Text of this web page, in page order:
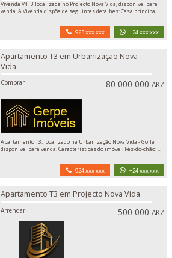
Vivenda V4+3 localizada no Projecto Nova Vida, disponível para
venda. A Vivenda dispõe de seguintes detalhes: Casa principal...
923 xxx xxx +24 xxx xxx
Apartamento T3 em Urbanização Nova
Vida
Comprar 80 000 000AKZ
Apartamento T3, localizado na Urbanização Nova Vida - Golfe
disponível para venda. Características do imóvel: Rés-do-chão: ...
924 xxx xxx +24 xxx xxx
Apartamento T3 em Projecto Nova Vida
Arrendar 500 000AKZ